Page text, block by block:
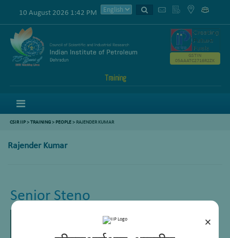
×
10 August 2026 1:42 PM
Training
GSTIN
05AAATC2716R2ZK
CSIR IIP>TRAINING> PEOPLE> RAJENDER KUMAR
Rajender Kumar
Senior Steno